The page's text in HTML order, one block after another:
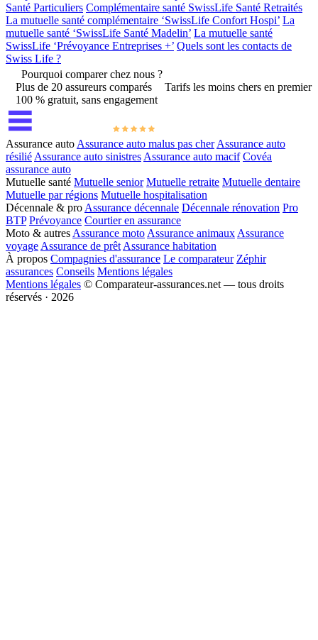
Santé Particuliers Complémentaire santé SwissLife Santé Retraités
La mutuelle santé complémentaire ‘SwissLife Confort Hospi’ La
mutuelle santé ‘SwissLife Santé Madelin’ La mutuelle santé
SwissLife ‘Prévoyance Entreprises +’ Quels sont les contacts de
Swiss Life ?
Pourquoi comparer chez nous ?
Plus de 20 assureurs comparés
Tarifs les moins chers en premier
100 % gratuit, sans engagement
Assurance auto Assurance auto malus pas cher Assurance auto
résilié Assurance auto sinistres Assurance auto macif Covéa
assurance auto
Mutuelle santé Mutuelle senior Mutuelle retraite Mutuelle dentaire
Mutuelle par régions Mutuelle hospitalisation
Décennale & pro Assurance décennale Décennale rénovation Pro
BTP Prévoyance Courtier en assurance
Moto & autres Assurance moto Assurance animaux Assurance
voyage Assurance de prêt Assurance habitation
À propos Compagnies d'assurance Le comparateur Zéphir
assurances Conseils Mentions légales
Mentions légales © Comparateur-assurances.net — tous droits
réservés · 2026